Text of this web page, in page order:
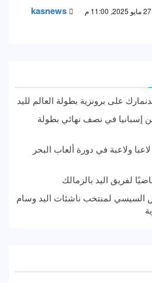
kasnews
على برونزية بطولة العالم لليد
إسبانيا في نصف نهائي بطولة
إيطاليا تعلن مشاركة 498 لاعبا ولاعبة في دورة ألعاب البحر
لفريق اليد بالزمالك
السيسي لمنتخب ناشئات اليد وسام